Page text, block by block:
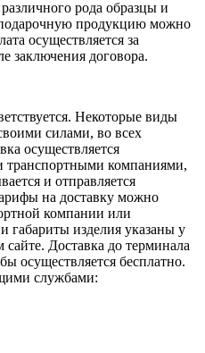
рода образцы и
продукцию можно
осуществляется за
заключения договора.
Некоторые виды
силами, во всех
осуществляется
транспортными компаниями,
и отправляется
на доставку можно
компании или
габариты изделия указаны у
Доставка до терминала
осуществляется бесплатно.
службами: